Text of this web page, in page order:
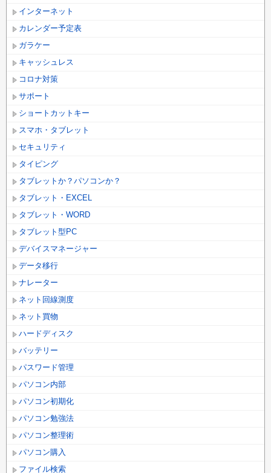
インターネット
カレンダー予定表
ガラケー
キャッシュレス
コロナ対策
サポート
ショートカットキー
スマホ・タブレット
セキュリティ
タイピング
タブレットか？パソコンか？
タブレット・EXCEL
タブレット・WORD
タブレット型PC
デバイスマネージャー
データ移行
ナレーター
ネット回線測度
ネット買物
ハードディスク
バッテリー
パスワード管理
パソコン内部
パソコン初期化
パソコン勉強法
パソコン整理術
パソコン購入
ファイル検索